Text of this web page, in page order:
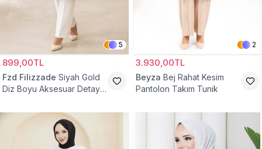
5
899,00TL
Fzd Filizzade Siyah Gold
Diz Boyu Aksesuar Detaylı
2
3.930,00TL
Beyza Bej Rahat Kesim
Pantolon Takım Tunik